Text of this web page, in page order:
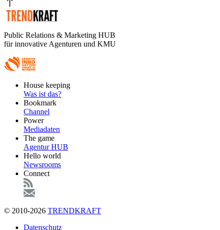
Public Relations & Marketing HUB
für innovative Agenturen und KMU
FooterHouse keeping
Was ist das?
Bookmark
Channel
Power
Mediadaten
The game
Agentur HUB
Hello world
Newsrooms
Connect
© 2010-2026 TRENDKRAFT
FußzeileDatenschutz